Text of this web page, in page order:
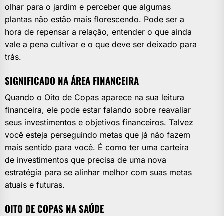
olhar para o jardim e perceber que algumas
plantas não estão mais florescendo. Pode ser a
hora de repensar a relação, entender o que ainda
vale a pena cultivar e o que deve ser deixado para
trás.
SIGNIFICADO NA ÁREA FINANCEIRA
Quando o Oito de Copas aparece na sua leitura
financeira, ele pode estar falando sobre reavaliar
seus investimentos e objetivos financeiros. Talvez
você esteja perseguindo metas que já não fazem
mais sentido para você. É como ter uma carteira
de investimentos que precisa de uma nova
estratégia para se alinhar melhor com suas metas
atuais e futuras.
OITO DE COPAS NA SAÚDE